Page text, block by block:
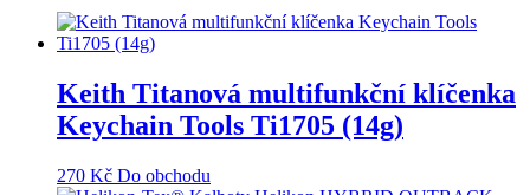
Keith Titanová multifunkční klíčenka
Keychain Tools Ti1705 (14g)
270 Kč Do obchodu